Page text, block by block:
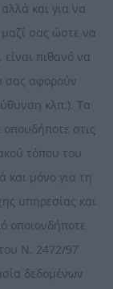
και για να
σας ώστε να
πιθανό να
σας αφορούν
κλπ.). Τα
στις
τόπου του
και μόνο για τη
υπηρεσίας και
οποιονδήποτε
Ν. 2472/97
δεδομένων